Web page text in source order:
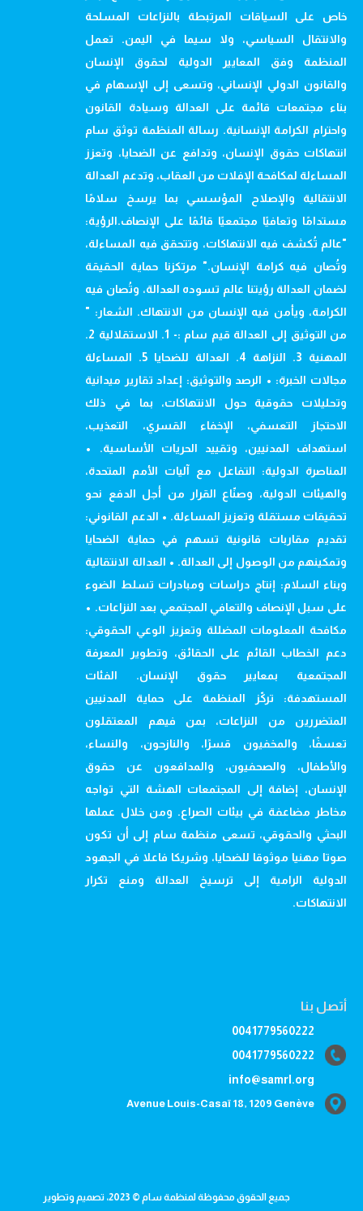
خاص على السياقات المرتبطة بالنزاعات المسلحة
والانتقال السياسي، ولا سيما في اليمن. تعمل
المنظمة وفق المعايير الدولية لحقوق الإنسان
والقانون الدولي الإنساني، وتسعى إلى الإسهام في
بناء مجتمعات قائمة على العدالة وسيادة القانون
واحترام الكرامة الإنسانية. رسالة المنظمة توثق سام
انتهاكات حقوق الإنسان، وتدافع عن الضحايا، وتعزز
المساءلة لمكافحة الإفلات من العقاب، وتدعم العدالة
الانتقالية والإصلاح المؤسسي بما يرسخ سلامًا
مستدامًا وتعافيًا مجتمعيًا قائمًا على الإنصاف.الرؤية:
"عالم تُكشف فيه الانتهاكات، وتتحقق فيه المساءلة،
وتُصان فيه كرامة الإنسان." مرتكزنا حماية الحقيقة
لضمان العدالة رؤيتنا عالم تسوده العدالة، وتُصان فيه
الكرامة، ويأمن فيه الإنسان من الانتهاك. الشعار: "
من التوثيق إلى العدالة قيم سام :- 1. الاستقلالية 2.
المهنية 3. النزاهة 4. العدالة للضحايا 5. المساءلة
مجالات الخبرة: • الرصد والتوثيق: إعداد تقارير ميدانية
وتحليلات حقوقية حول الانتهاكات، بما في ذلك
الاحتجاز التعسفي، الإخفاء القسري، التعذيب،
استهداف المدنيين، وتقييد الحريات الأساسية. •
المناصرة الدولية: التفاعل مع آليات الأمم المتحدة،
والهيئات الدولية، وصنّاع القرار من أجل الدفع نحو
تحقيقات مستقلة وتعزيز المساءلة. • الدعم القانوني:
تقديم مقاربات قانونية تسهم في حماية الضحايا
وتمكينهم من الوصول إلى العدالة. • العدالة الانتقالية
وبناء السلام: إنتاج دراسات ومبادرات تسلط الضوء
على سبل الإنصاف والتعافي المجتمعي بعد النزاعات. •
مكافحة المعلومات المضللة وتعزيز الوعي الحقوقي:
دعم الخطاب القائم على الحقائق، وتطوير المعرفة
المجتمعية بمعايير حقوق الإنسان. الفئات
المستهدفة: تركّز المنظمة على حماية المدنيين
المتضررين من النزاعات، بمن فيهم المعتقلون
تعسفًا، والمخفيون قسرًا، والنازحون، والنساء،
والأطفال، والصحفيون، والمدافعون عن حقوق
الإنسان، إضافة إلى المجتمعات الهشة التي تواجه
مخاطر مضاعفة في بيئات الصراع. ومن خلال عملها
البحثي والحقوقي، تسعى منظمة سام إلى أن تكون
صوتا مهنيا موثوقا للضحايا، وشريكا فاعلا في الجهود
الدولية الرامية إلى ترسيخ العدالة ومنع تكرار
الانتهاكات.
أتصل بنا
0041779560222
0041779560222
info@samrl.org
Avenue Louis-Casaï 18, 1209 Genève
جميع الحقوق محفوظة لمنظمة سام © 2023، تصميم وتطوير